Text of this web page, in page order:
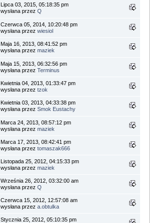
Lipca 03, 2015, 05:18:35 pm
wysłana przez Q
Czerwca 05, 2014, 10:20:48 pm
wysłana przez wiesiol
Maja 16, 2013, 08:41:52 pm
wysłana przez maziek
Maja 15, 2013, 06:32:56 pm
wysłana przez Terminus
Kwietnia 04, 2013, 01:33:47 pm
wysłana przez tzok
Kwietnia 03, 2013, 04:33:38 pm
wysłana przez Smok Eustachy
Marca 24, 2013, 08:57:12 pm
wysłana przez maziek
Marca 17, 2013, 08:42:41 pm
wysłana przez tomaszak666
Listopada 25, 2012, 04:15:33 pm
wysłana przez maziek
Września 26, 2012, 03:32:00 am
wysłana przez Q
Czerwca 15, 2012, 12:57:08 am
wysłana przez a.obtulka
Stycznia 25, 2012, 05:10:35 pm